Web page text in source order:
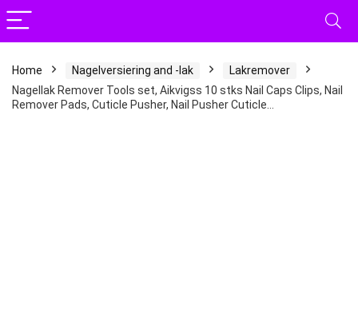
Home Nagelversiering and -lak
Lakremover
Nagellak Remover Tools set, Aikvigss 10 stks Nail Caps Clips, Nail
Remover Pads, Cuticle Pusher, Nail Pusher Cuticle…